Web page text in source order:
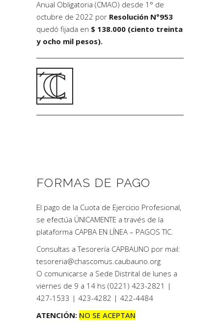
Anual Obligatoria (CMAO) desde 1° de
octubre de 2022 por Resolución N°953
quedó fijada en $ 138.000 (ciento treinta
y ocho mil pesos).
FORMAS DE PAGO
El pago de la Cuota de Ejercicio Profesional,
se efectúa ÚNICAMENTE a través de la
plataforma CAPBA EN LÍNEA – PAGOS TIC.
Consultas a Tesorería CAPBAUNO por mail:
tesoreria@chascomus.caubauno.org
O comunicarse a Sede Distrital de lunes a
viernes de 9 a 14 hs (0221) 423-2821 |
427-1533 | 423-4282 | 422-4484
ATENCIÓN: NO SE ACEPTAN